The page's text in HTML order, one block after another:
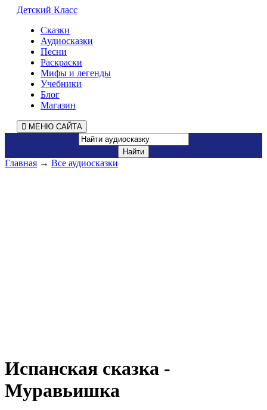
Детский Класс
Сказки
Аудиосказки
Песни
Раскраски
Мифы и легенды
Учебники
Блог
Магазин
МЕНЮ САЙТА
Главная → Все аудиосказки
Испанская сказка -
Муравьишка